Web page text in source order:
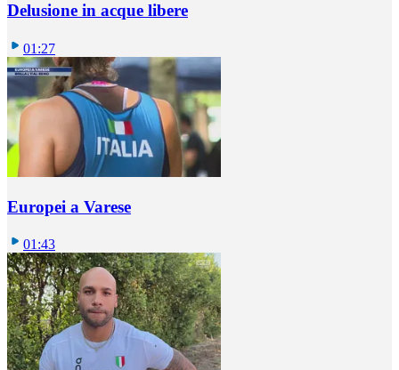
Delusione in acque libere
01:27
Europei a Varese
01:43